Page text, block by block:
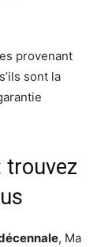
provenant
sont la
trouvez
, Ma